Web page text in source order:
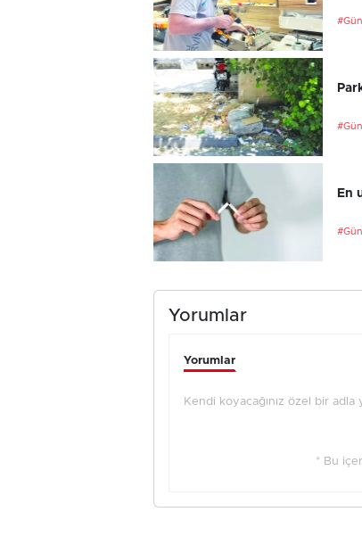
En
Yorumlar
Yorumlar
Kendi koyacağınız özel bir
* Bu